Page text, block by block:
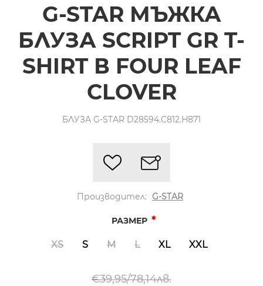
G-STAR МЪЖКА
БЛУЗА SCRIPT GR T-
SHIRT В FOUR LEAF
CLOVER
БЛУЗА G-STAR D28594.C812.H871
Производител: G-STAR
РАЗМЕР *
XS S M L XL XXL
€39,95/78,14лв.